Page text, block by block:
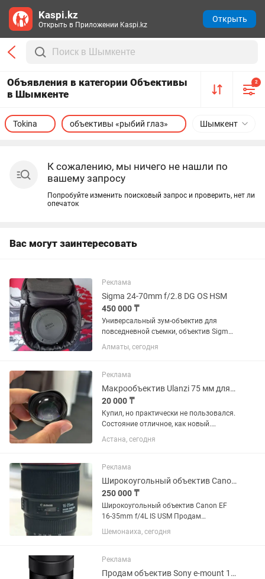
Объявления в категории Объективы
в Шымкенте
2
Шымкент
Tokina объективы «рыбий глаз»
К сожалению, мы ничего не нашли по
вашему запросу
Попробуйте изменить поисковый запрос и проверить, нет ли
опечаток
Вас могут заинтересовать
Реклама
Sigma 24-70mm f/2.8 DG OS HSM
450 000 ₸
Универсальный зум-объектив для
повседневной съемки, объектив Sigma
24-70mm f/2.8 DG OS HSM с креплением
Canon EF охватывает полезный
широкоугольного до портретного,...
Алматы, сегодня
Реклама
Макрообъектив Ulanzi 75 мм для смартфона
20 000 ₸
Купил, но практически не пользовался.
Состояние отличное, как новый.
Идеально подходит для макросъемки:
цветы, насекомые, украшения,
фокусировка на расстоянии...
Астана, сегодня
Реклама
Широкоугольный объектив Canon EF 16-35mm f/4L IS USM
250 000 ₸
Широкоугольный объектив Canon EF
16-35mm f/4L IS USM Продам
широкоугольный объектив Canon
серии L в отличном состоянии. Canon
использовался, с момента покупки 1
год.
Шемонаиха, сегодня
Реклама
Продам объектив Sony e-mount 18-105
Kaspi.kz
Открыть в Приложении Kaspi.kz
Открыть